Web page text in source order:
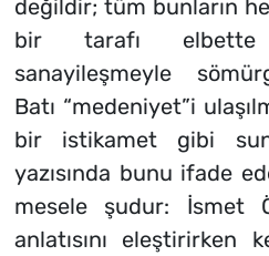
değildir; tüm bunların
bir tarafı elbette
sanayileşmeyle
Batı “medeniyet”i
bir istikamet gibi
yazısında bunu ifade
mesele şudur: İsmet
anlatısını eleştirirken